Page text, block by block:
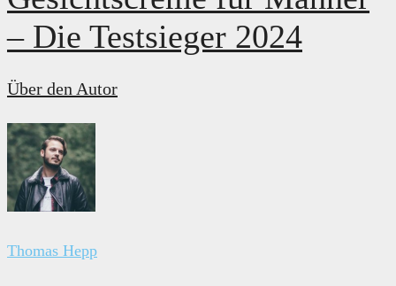
– Die Testsieger 2024
Über den Autor
Thomas Hepp